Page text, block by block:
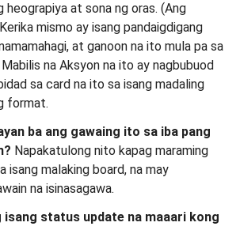
heograpiya at sona ng oras. (Ang
mismo ay isang pandaigdigang
at ganoon na ito mula pa sa
na Aksyon na ito ay nagbubuod
sa card na ito sa isang madaling
format.
ba ang gawaing ito sa iba pang
Napakatulong nito kapag maraming
isang malaking board, na may
na isinasagawa.
isang status update na maaari kong